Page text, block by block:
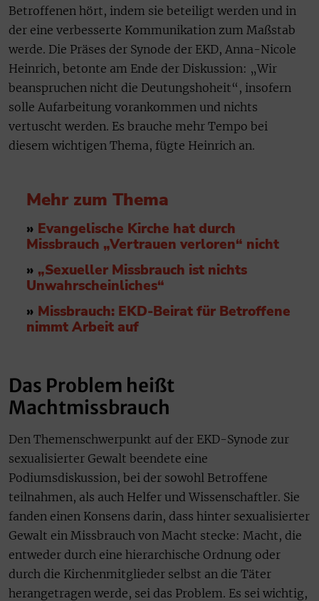
Betroffenen hört, indem sie beteiligt werden und in
der eine verbesserte Kommunikation zum Maßstab
werde. Die Präses der Synode der EKD, Anna-Nicole
Heinrich, betonte am Ende der Diskussion: „Wir
beanspruchen nicht die Deutungshoheit“, insofern
solle Aufarbeitung vorankommen und nichts
vertuscht werden. Es brauche mehr Tempo bei
diesem wichtigen Thema, fügte Heinrich an.
Mehr zum Thema
» Evangelische Kirche hat durch
Missbrauch „Vertrauen verloren“ nicht
» „Sexueller Missbrauch ist nichts
Unwahrscheinliches“
» Missbrauch: EKD-Beirat für Betroffene
nimmt Arbeit auf
Das Problem heißt
Machtmissbrauch
Den Themenschwerpunkt auf der EKD-Synode zur
sexualisierter Gewalt beendete eine
Podiumsdiskussion, bei der sowohl Betroffene
teilnahmen, als auch Helfer und Wissenschaftler. Sie
fanden einen Konsens darin, dass hinter sexualisierter
Gewalt ein Missbrauch von Macht stecke: Macht, die
entweder durch eine hierarchische Ordnung oder
durch die Kirchenmitglieder selbst an die Täter
herangetragen werde, sei das Problem. Es sei wichtig,